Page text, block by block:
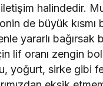
halindedir.
de büyük kısmı
yararlı bağırsak
lif oranı zengin
yoğurt, sirke gibi